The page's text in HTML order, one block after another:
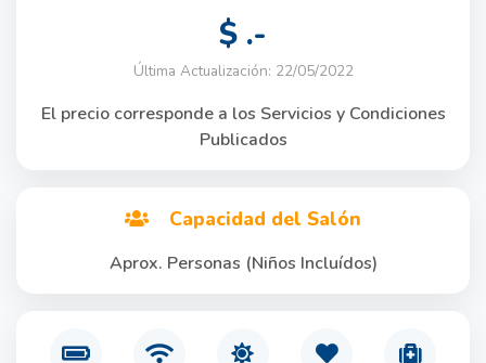
$ .-
Última Actualización: 22/05/2022
El precio corresponde a los Servicios y Condiciones
Publicados
Capacidad del Salón
Aprox. Personas (Niños Incluídos)